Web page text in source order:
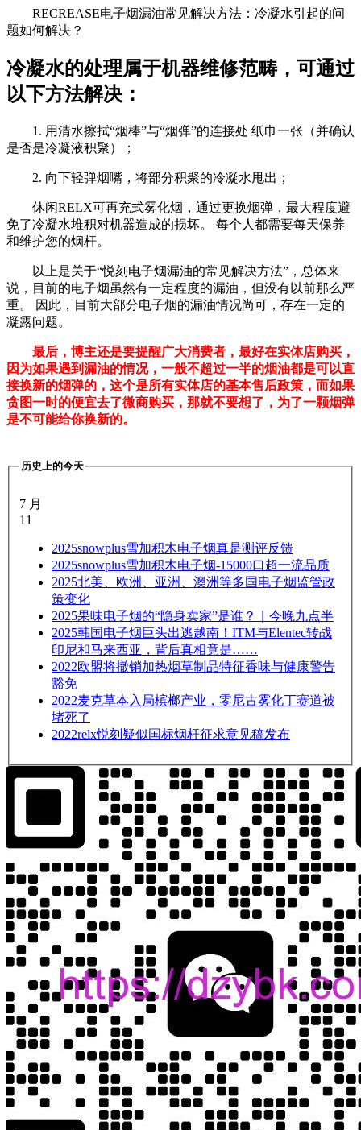
RECREASE电子烟漏油常见解决方法：冷凝水引起的问
题如何解决？
冷凝水的处理属于机器维修范畴，可通过
以下方法解决：
1. 用清水擦拭“烟棒”与“烟弹”的连接处 纸巾一张（并确认
是否是冷凝液积聚）；
2. 向下轻弹烟嘴，将部分积聚的冷凝水甩出；
休闲RELX可再充式雾化烟，通过更换烟弹，最大程度避
免了冷凝水堆积对机器造成的损坏。 每个人都需要每天保养
和维护您的烟杆。
以上是关于“悦刻电子烟漏油的常见解决方法”，总体来
说，目前的电子烟虽然有一定程度的漏油，但没有以前那么严
重。 因此，目前大部分电子烟的漏油情况尚可，存在一定的
凝露问题。
最后，博主还是要提醒广大消费者，最好在实体店购买，
因为如果遇到漏油的情况，一般不超过一半的烟油都是可以直
接换新的烟弹的，这个是所有实体店的基本售后政策，而如果
贪图一时的便宜去了微商购买，那就不要想了，为了一颗烟弹
是不可能给你换新的。
历史上的今天
7 月
11
2025snowplus雪加积木电子烟真是测评反馈
2025snowplus雪加积木电子烟-15000口超一流品质
2025北美、欧洲、亚洲、澳洲等多国电子烟监管政
策变化
2025果味电子烟的“隐身卖家”是谁？｜今晚九点半
2025韩国电子烟巨头出逃越南！ITM与Elentec转战
印尼和马来西亚，背后真相竟是……
2022欧盟将撤销加热烟草制品特征香味与健康警告
豁免
2022麦克草本入局槟榔产业，零尼古雾化丁赛道被
堵死了
2022relx悦刻疑似国标烟杆征求意见稿发布